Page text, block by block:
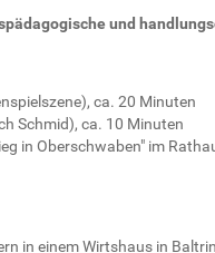
und
ca. 20 Minuten
Schmid), ca. 10 Minuten
in Oberschwaben" im
in einem Wirtshaus in